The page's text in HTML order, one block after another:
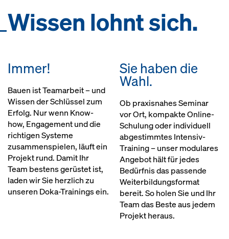
Wissen lohnt sich.
Immer!
Bauen ist Teamarbeit – und
Wissen der Schlüssel zum
Erfolg. Nur wenn Know-
how, Engagement und die
richtigen Systeme
zusammenspielen, läuft ein
Projekt rund. Damit Ihr
Team bestens gerüstet ist,
laden wir Sie herzlich zu
unseren Doka-Trainings ein.
Sie haben die
Wahl.
Ob praxisnahes Seminar
vor Ort, kompakte Online-
Schulung oder individuell
abgestimmtes Intensiv-
Training – unser modulares
Angebot hält für jedes
Bedürfnis das passende
Weiterbildungsformat
bereit. So holen Sie und Ihr
Team das Beste aus jedem
Projekt heraus.